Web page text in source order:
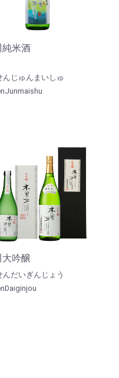
純米酒
んじゅんまいしゅ
吟醸
んだいぎんじょう